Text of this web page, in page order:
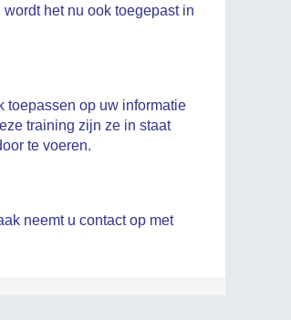
het nu ook toegepast in
toepassen op uw informatie
training zijn ze in staat
te voeren.
neemt u contact op met